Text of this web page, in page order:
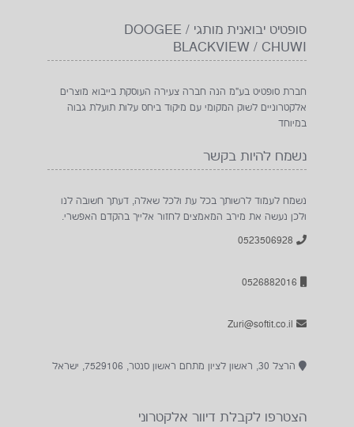
סופטיט יבואנית מותגי DOOGEE /
BLACKVIEW / CHUWI
חברת סופטיט בע"מ הנה חברה צעירה העוסקת בייבוא מוצרים
אלקטרוניים לשוק המקומי עם מיקוד ביחס עלות תועלת גבוה
במיוחד
נשמח להיות בקשר
נשמח לעמוד לרשותך בכל עת ולכל שאלה, דעתך חשובה לנו
ולכן נעשה את מירב המאמצים לחזור אלייך בהקדם האפשרי.
הרצל 30, ראשון לציון מתחם ראשון סנטר, 7529106, ישראל
הצטרפו לקבלת דיוור אלקטרוני